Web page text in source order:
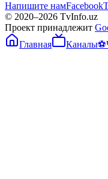
Напишите намFacebook
© 2020–2026 TvInfo.uz
Проект принадлежит
Главная
Каналы⚽